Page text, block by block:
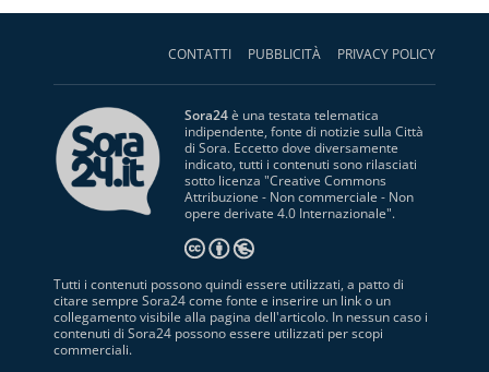
CONTATTI PUBBLICITÀ PRIVACY POLICY
Sora24è una testata telematica
indipendente, fonte di notizie sulla Città
di Sora. Eccetto dove diversamente
indicato, tutti i contenuti sono rilasciati
sotto licenza "Creative Commons
Attribuzione - Non commerciale - Non
opere derivate 4.0 Internazionale".
Tutti i contenuti possono quindi essere utilizzati, a patto di
citare sempre Sora24 come fonte e inserire un link o un
collegamento visibile alla pagina dell'articolo. In nessun caso i
contenuti di Sora24 possono essere utilizzati per scopi
commerciali.